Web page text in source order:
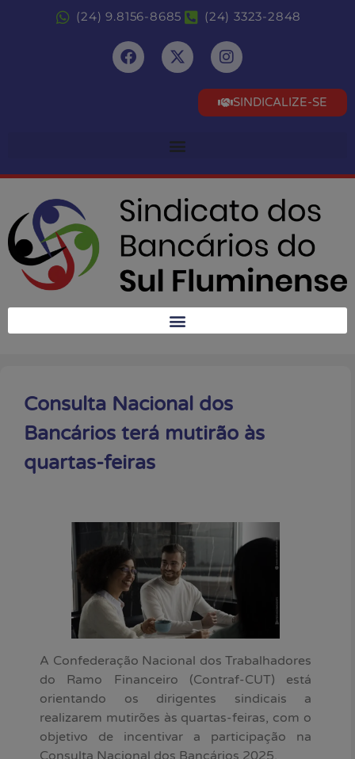
(24) 9.8156-8685 (24) 3323-2848
SINDICALIZE-SE
Consulta Nacional dos
Bancários terá mutirão às
quartas-feiras
A Confederação Nacional dos Trabalhadores
do Ramo Financeiro (Contraf-CUT) está
orientando os dirigentes sindicais a
realizarem mutirões às quartas-feiras, com o
objetivo de incentivar a participação na
Consulta Nacional dos Bancários 2025.